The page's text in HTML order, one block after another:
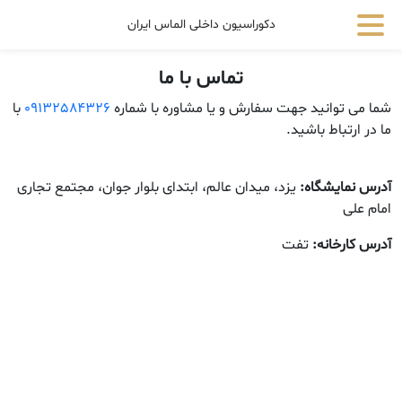
دکوراسیون داخلی الماس ایران
تماس با ما
شما می توانید جهت سفارش و یا مشاوره با شماره 09132584326 با
ما در ارتباط باشید.
آدرس نمایشگاه: یزد، میدان عالم، ابتدای بلوار جوان، مجتمع تجاری
امام علی
آدرس کارخانه: تفت